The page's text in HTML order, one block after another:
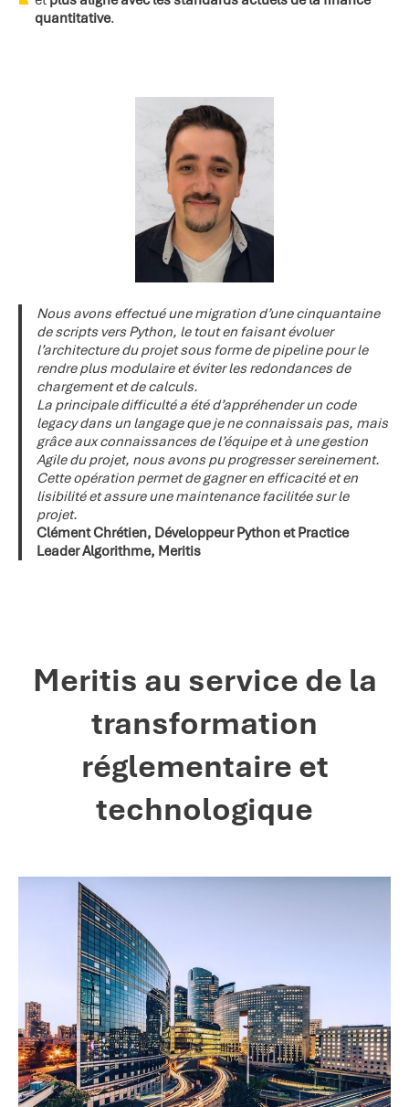
quantitative.
Nous avons effectué une migration d’une cinquantaine
de scripts vers Python, le tout en faisant évoluer
l’architecture du projet sous forme de pipeline pour le
rendre plus modulaire et éviter les redondances de
chargement et de calculs.
La principale difficulté a été d’appréhender un code
legacy dans un langage que je ne connaissais pas, mais
grâce aux connaissances de l’équipe et à une gestion
Agile du projet, nous avons pu progresser sereinement.
Cette opération permet de gagner en efficacité et en
lisibilité et assure une maintenance facilitée sur le
projet.
Clément Chrétien, Développeur Python et Practice
Leader Algorithme, Meritis
Meritis au service de la
transformation
réglementaire et
technologique